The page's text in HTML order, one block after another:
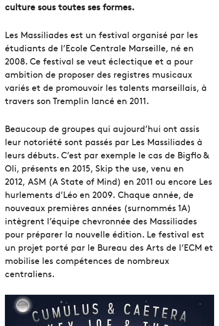
culture sous toutes ses formes.
Les Massiliades est un festival organisé par les
étudiants de l’Ecole Centrale Marseille, né en
2008. Ce festival se veut éclectique et a pour
ambition de proposer des registres musicaux
variés et de promouvoir les talents marseillais, à
travers son Tremplin lancé en 2011.
Beaucoup de groupes qui aujourd’hui ont assis
leur notoriété sont passés par Les Massiliades à
leurs débuts. C’est par exemple le cas de Bigflo &
Oli, présents en 2015, Skip the use, venu en
2012, ASM (A State of Mind) en 2011 ou encore Les
hurlements d’Léo en 2009. Chaque année, de
nouveaux premières années (surnommés 1A)
intègrent l’équipe chevronnée des Massiliades
pour préparer la nouvelle édition. Le festival est
un projet porté par le Bureau des Arts de l’ECM et
mobilise les compétences de nombreux
centraliens.